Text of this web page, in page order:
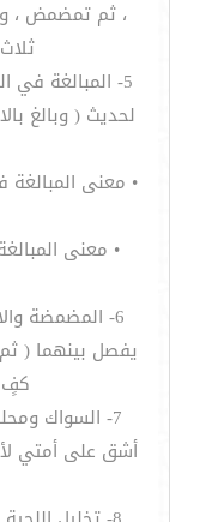
، ثم تمضمض ،
5- المبالغة في
لحديث ( وبالغ
• معنى
• معنى
6- المضمضة
يفصل بينهما (
كفٍ
7- السواك
أشق على أمتي